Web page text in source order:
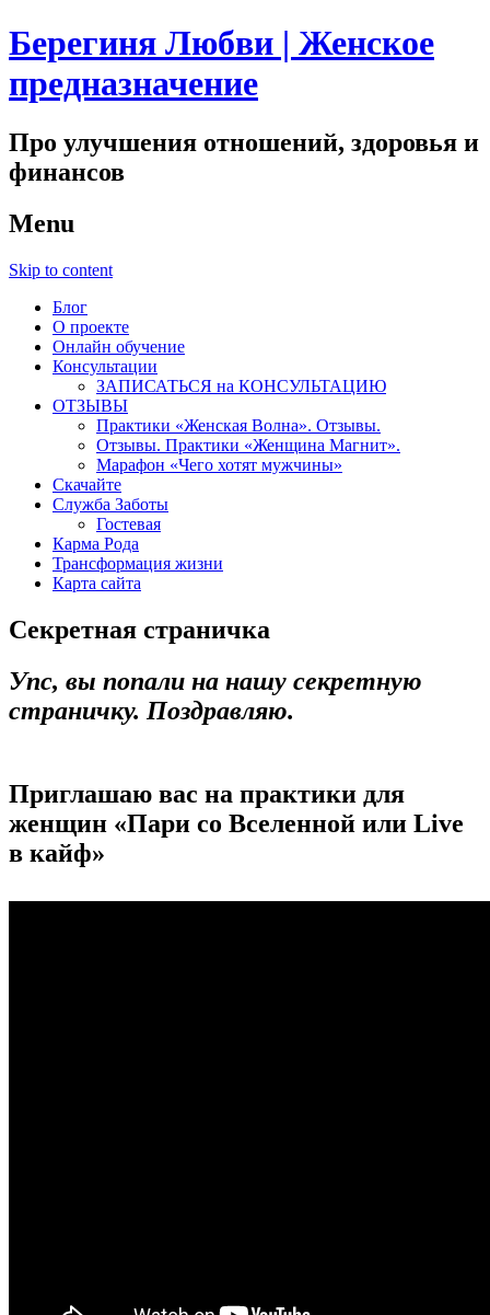
Берегиня Любви | Женское
предназначение
Про улучшения отношений, здоровья и
финансов
Menu
Skip to content
Блог
О проекте
Онлайн обучение
Консультации
ЗАПИСАТЬСЯ на КОНСУЛЬТАЦИЮ
ОТЗЫВЫ
Практики «Женская Волна». Отзывы.
Отзывы. Практики «Женщина Магнит».
Марафон «Чего хотят мужчины»
Скачайте
Служба Заботы
Гостевая
Карма Рода
Трансформация жизни
Карта сайта
Секретная страничка
Упс, вы попали на нашу секретную
страничку. Поздравляю.
Приглашаю вас на практики для
женщин «Пари со Вселенной или Live
в кайф»